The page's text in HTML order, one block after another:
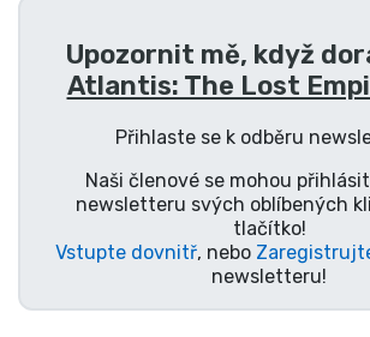
Upozornit mě, když
Atlantis: The Lost
Přihlaste se k odběru
Naši členové se mohou
newsletteru svých oblíbených
tlačítko!
Vstupte dovnitř, nebo
newsletteru!
Sportovní věci
Typy produktů
Značky